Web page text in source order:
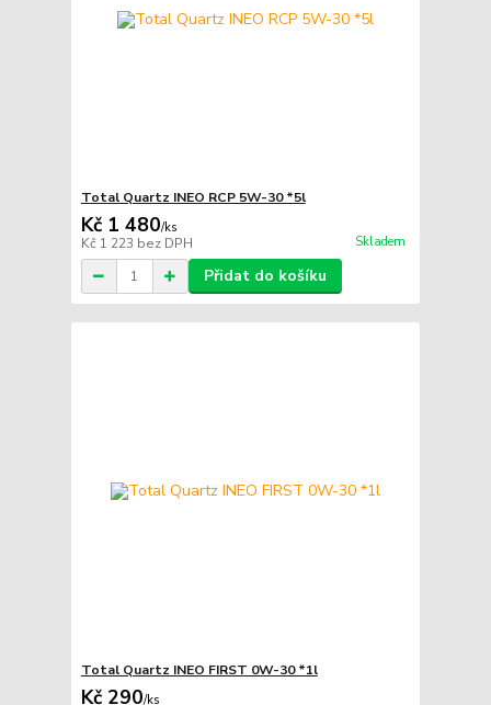
Total Quartz INEO RCP 5W-30 *5l
Kč 1 480/ks
Kč 1 223 bez DPH Skladem
Přidat do košíku
Total Quartz INEO FIRST 0W-30 *1l
Kč 290/ks